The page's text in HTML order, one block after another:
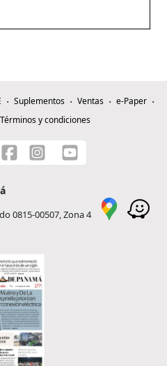
Suplementos Ventas
e-Paper
Términos y condiciones
0815-00507, Zona 4